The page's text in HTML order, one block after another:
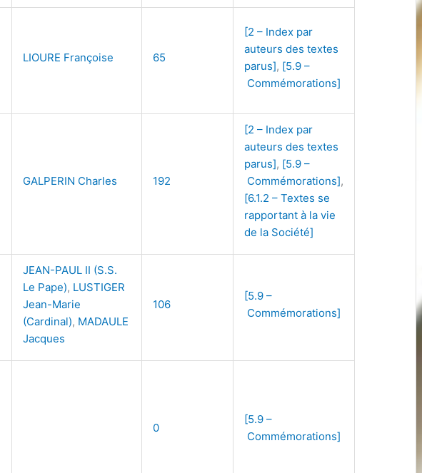
LIOURE Françoise 65
[2 – Index par
auteurs des textes
parus], [5.9 –
Commémorations]
GALPERIN Charles 192
[2 – Index par
auteurs des textes
parus], [5.9 –
Commémorations],
[6.1.2 – Textes se
rapportant à la vie
de la Société]
JEAN-PAUL II (S.S.
Le Pape), LUSTIGER
Jean-Marie
(Cardinal), MADAULE
Jacques
106
[5.9 –
Commémorations]
0
[5.9 –
Commémorations]